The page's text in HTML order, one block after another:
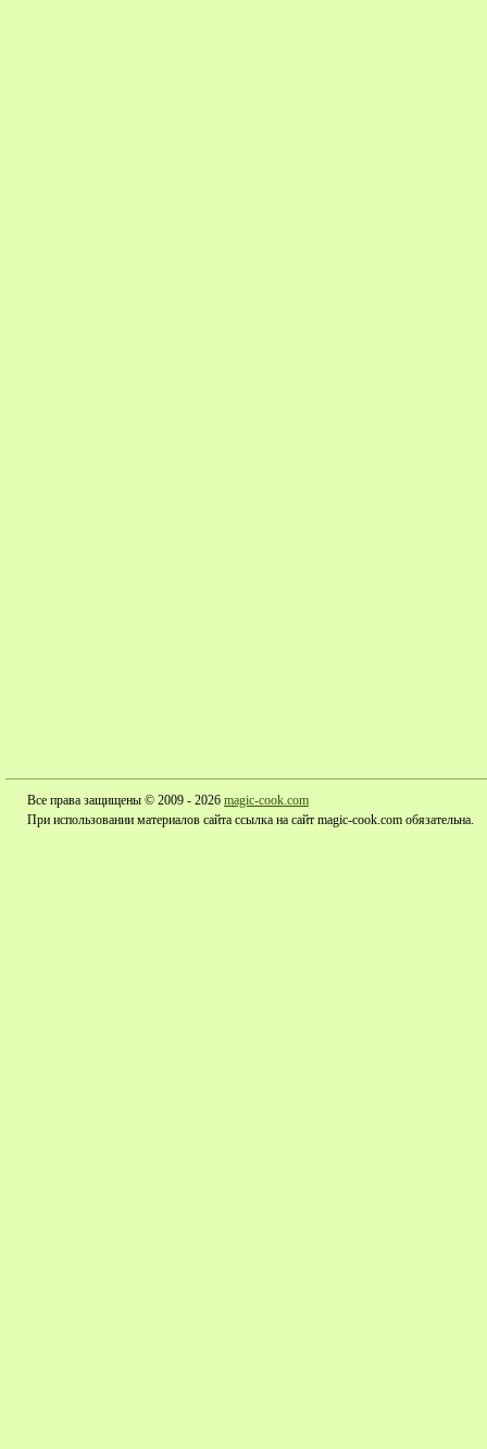
Все права защищены © 2009 - 2026 magic-cook.com
При использовании материалов сайта ссылка на сайт magic-cook.com обязательна.